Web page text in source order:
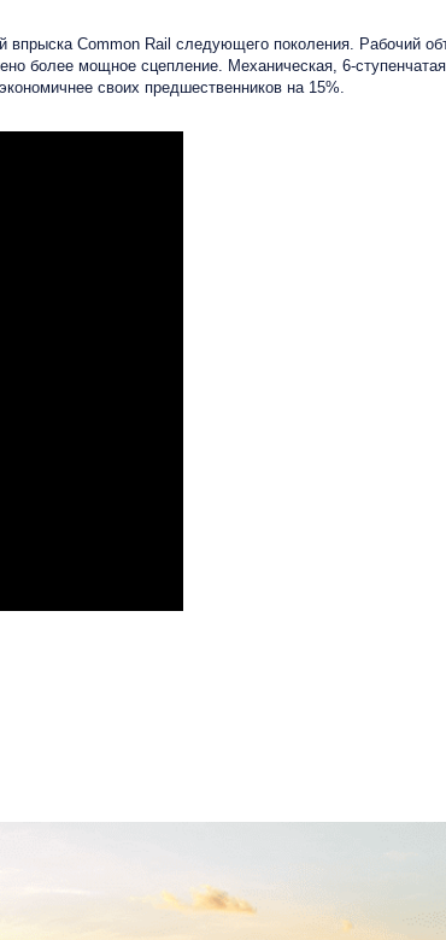
впрыска Сommon Rail следующего поколения. Рабочий
более мощное сцепление. Механическая, 6-
своих предшественников на 15%.